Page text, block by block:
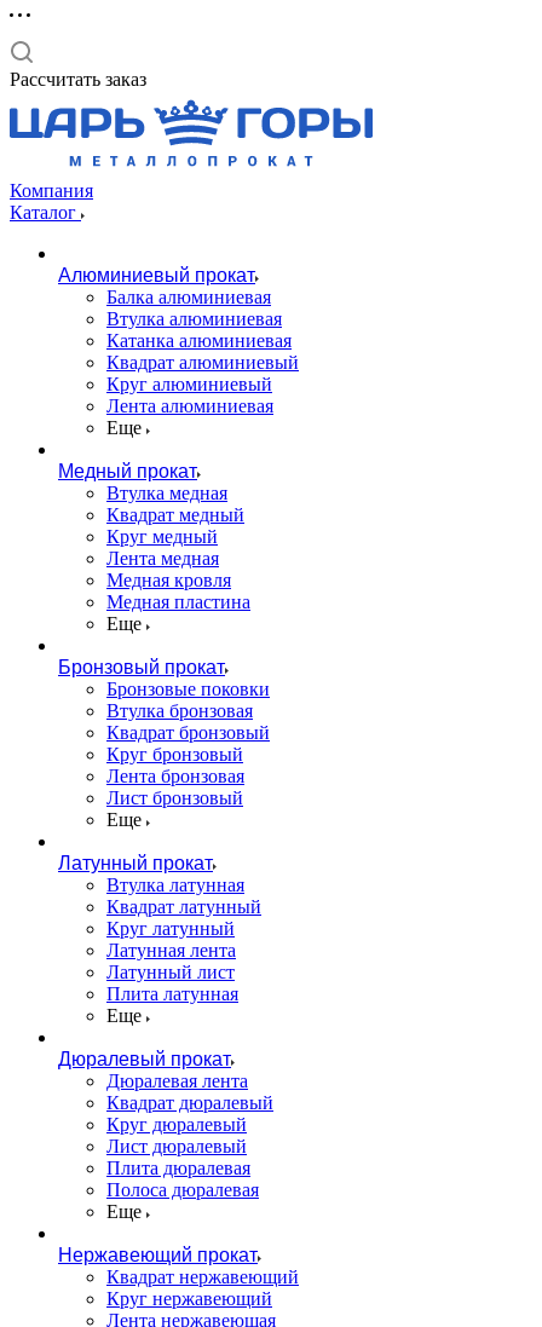
Рассчитать заказ
Компания
Каталог
Алюминиевый прокат
Балка алюминиевая
Втулка алюминиевая
Катанка алюминиевая
Квадрат алюминиевый
Круг алюминиевый
Лента алюминиевая
Еще
Медный прокат
Втулка медная
Квадрат медный
Круг медный
Лента медная
Медная кровля
Медная пластина
Еще
Бронзовый прокат
Бронзовые поковки
Втулка бронзовая
Квадрат бронзовый
Круг бронзовый
Лента бронзовая
Лист бронзовый
Еще
Латунный прокат
Втулка латунная
Квадрат латунный
Круг латунный
Латунная лента
Латунный лист
Плита латунная
Еще
Дюралевый прокат
Дюралевая лента
Квадрат дюралевый
Круг дюралевый
Лист дюралевый
Плита дюралевая
Полоса дюралевая
Еще
Нержавеющий прокат
Квадрат нержавеющий
Круг нержавеющий
Лента нержавеющая